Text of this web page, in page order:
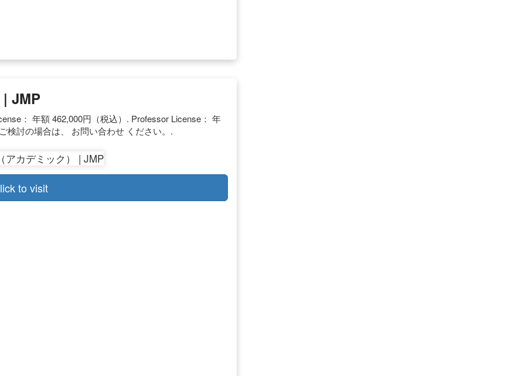
JMP
： 年額 462,000円（税込）. Professor License： 年
検討の場合は、 お問い合わせ ください。.
to visit